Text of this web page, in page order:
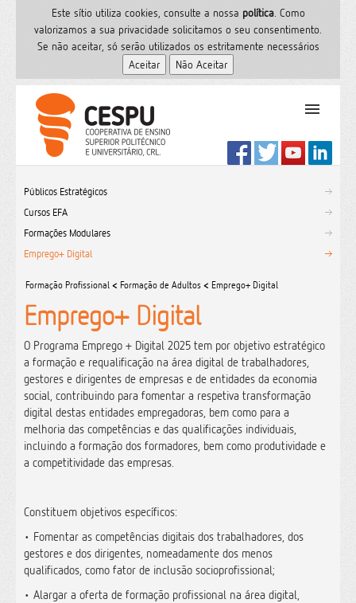
Este sítio utiliza cookies, consulte a nossa polí­tica. Como
valorizamos a sua privacidade solicitamos o seu consentimento.
Se não aceitar, só serão utilizados os estritamente necessários
PT
Formação
Serviços de Saúde
Utilizador
Contactos
Públicos Estratégicos
Cursos EFA
Formações Modulares
Emprego+ Digital
Formação Profissional < Formação de Adultos < Emprego+ Digital
Emprego+ Digital
O Programa Emprego + Digital 2025 tem por objetivo estratégico
a formação e requalificação na área digital de trabalhadores,
gestores e dirigentes de empresas e de entidades da economia
social, contribuindo para fomentar a respetiva transformação
digital destas entidades empregadoras, bem como para a
melhoria das competências e das qualificações individuais,
incluindo a formação dos formadores, bem como produtividade e
a competitividade das empresas.
Constituem objetivos específicos:
• Fomentar as competências digitais dos trabalhadores, dos
gestores e dos dirigentes, nomeadamente dos menos
qualificados, como fator de inclusão socioprofissional;
• Alargar a oferta de formação profissional na área digital,